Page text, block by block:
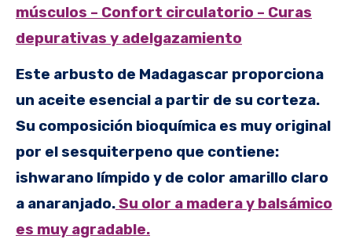
músculos – Confort circulatorio – Curas
depurativas y adelgazamiento
Este arbusto de Madagascar proporciona
un aceite esencial a partir de su corteza.
Su composición bioquímica es muy original
por el sesquiterpeno que contiene:
ishwarano límpido y de color amarillo claro
a anaranjado.Su olor a madera y balsámico
es muy agradable.